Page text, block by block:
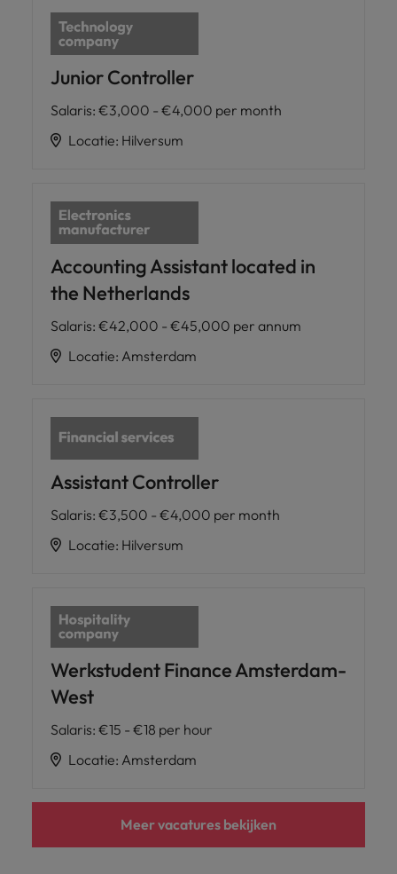
Junior Controller
Salaris: €3,000 - €4,000 per month
Locatie: Hilversum
Accounting Assistant located in
the Netherlands
Salaris: €42,000 - €45,000 per annum
Locatie: Amsterdam
Assistant Controller
Salaris: €3,500 - €4,000 per month
Locatie: Hilversum
Werkstudent Finance Amsterdam-
West
Salaris: €15 - €18 per hour
Locatie: Amsterdam
Meer vacatures bekijken